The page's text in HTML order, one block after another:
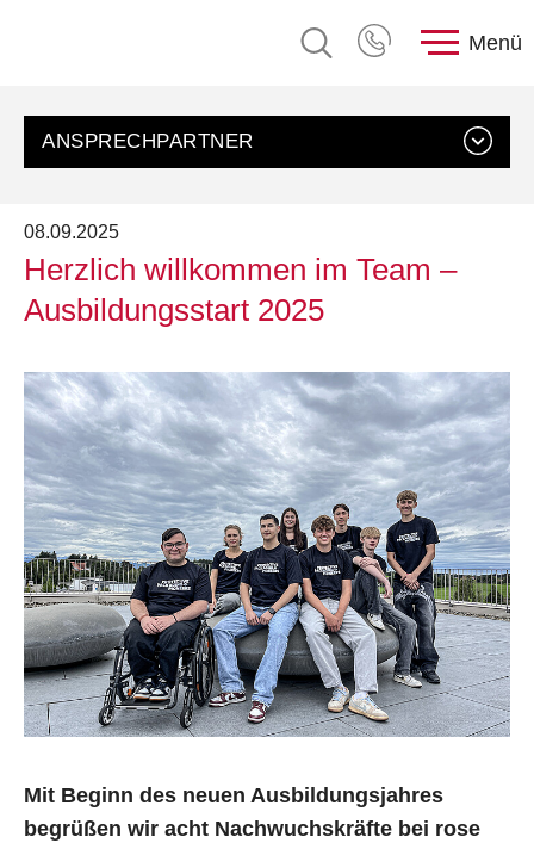
Menü
08.09.2025
Herzlich willkommen im Team –
Ausbildungsstart 2025
Mit Beginn des neuen Ausbildungsjahres
begrüßen wir acht Nachwuchskräfte bei rose
ANSPRECHPARTNER
Personalabteilung
rose plastic AG,
E-Mail senden
+49 8388 9200-0